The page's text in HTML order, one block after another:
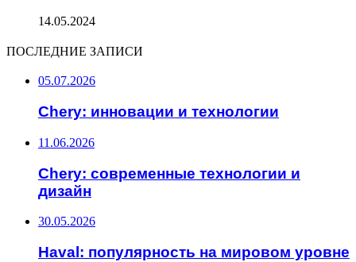
14.05.2024
ПОСЛЕДНИЕ ЗАПИСИ
05.07.2026
Chery: инновации и технологии
11.06.2026
Chery: современные технологии и
дизайн
30.05.2026
Haval: популярность на мировом уровне